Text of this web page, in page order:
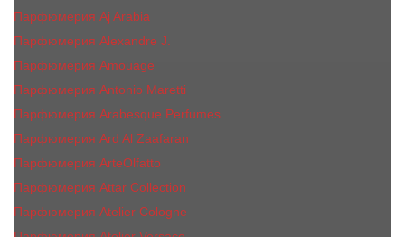
Парфюмерия Aj Arabia
Парфюмерия Alexandre J.
Парфюмерия Amouage
Парфюмерия Antonio Maretti
Парфюмерия Arabesque Perfumes
Парфюмерия Ard Al Zaafaran
Парфюмерия ArteOlfatto
Парфюмерия Attar Collection
Парфюмерия Atelier Cologne